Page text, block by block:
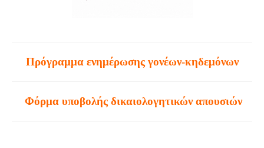
Πρόγραμμα ενημέρωσης γονέων-κηδεμόνων
Φόρμα υποβολής δικαιολογητικών απουσιών